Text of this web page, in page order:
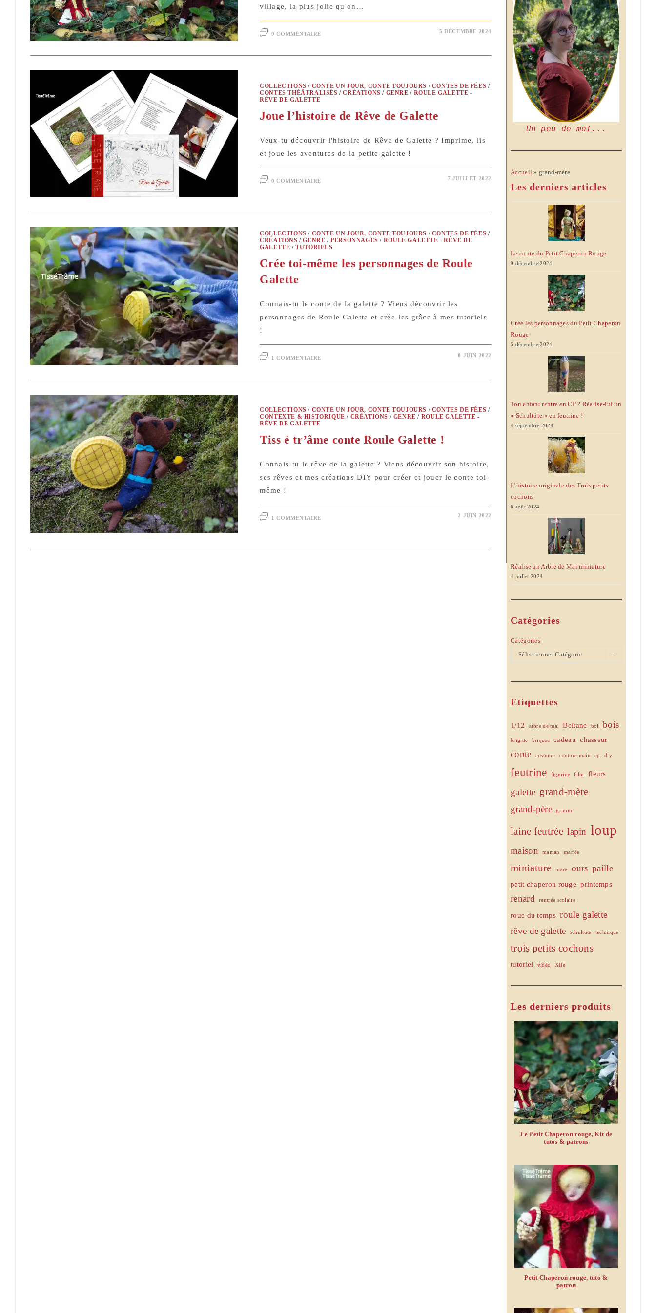
village, la plus jolie qu'on…
0 COMMENTAIRE 5 DÉCEMBRE 2024
COLLECTIONS / CONTE UN JOUR, CONTE TOUJOURS / CONTES DE FÉES /
CONTES THÉÂTRALISÉS /CRÉATIONS / GENRE / ROULE GALETTE -
RÊVE DE GALETTE
Joue l’histoire de Rêve de Galette
Veux-tu découvrir l'histoire de Rêve de Galette ? Imprime, lis
et joue les aventures de la petite galette !
0 COMMENTAIRE 7 JUILLET 2022
COLLECTIONS / CONTE UN JOUR, CONTE TOUJOURS / CONTES DE FÉES /
CRÉATIONS /GENRE /PERSONNAGES / ROULE GALETTE - RÊVE DE
GALETTE /TUTORIELS
Crée toi-même les personnages de Roule
Galette
Connais-tu le conte de la galette ? Viens découvrir les
personnages de Roule Galette et crée-les grâce à mes tutoriels
!
1 COMMENTAIRE 8 JUIN 2022
COLLECTIONS / CONTE UN JOUR, CONTE TOUJOURS / CONTES DE FÉES /
CONTEXTE & HISTORIQUE / CRÉATIONS / GENRE / ROULE GALETTE -
RÊVE DE GALETTE
Tiss é tr’âme conte Roule Galette !
Connais-tu le rêve de la galette ? Viens découvrir son histoire,
ses rêves et mes créations DIY pour créer et jouer le conte toi-
même !
1 COMMENTAIRE 2 JUIN 2022
Un peu de moi...
Accueil »grand-mère
Les derniers articles
Le conte du Petit Chaperon Rouge
9 décembre 2024
Crée les personnages du Petit Chaperon
Rouge
5 décembre 2024
Ton enfant rentre en CP ? Réalise-lui un
« Schultüte » en feutrine !
4 septembre 2024
L’histoire originale des Trois petits
cochons
6 août 2024
Réalise un Arbre de Mai miniature
4 juillet 2024
Catégories
Catégories
Sélectionner Catégorie
Etiquettes
1/12 arbre de mai Beltane boi bois
brigitte briques cadeau chasseur
conte costume couture main cp diy
feutrine figurine film fleurs
galette grand-mère
grand-père grimm
laine feutrée lapin loup
maison maman mariée
miniature mère ours paille
petit chaperon rouge printemps
renard rentrée scolaire
roue du temps roule galette
rêve de galette
schultute technique
trois petits cochons
tutoriel vidéo XIIe
Les derniers produits
Le Petit Chaperon rouge, Kit de
tutos & patrons
Petit Chaperon rouge, tuto &
patron